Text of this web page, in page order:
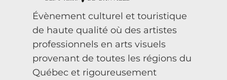
Évènement culturel et touristique
de haute qualité où des artistes
professionnels en arts visuels
provenant de toutes les régions du
Québec et rigoureusement